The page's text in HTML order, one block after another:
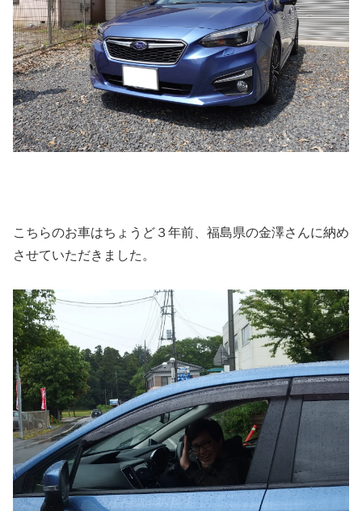
こちらのお車はちょうど３年前、福島県の金澤さんに納め
させていただきました。